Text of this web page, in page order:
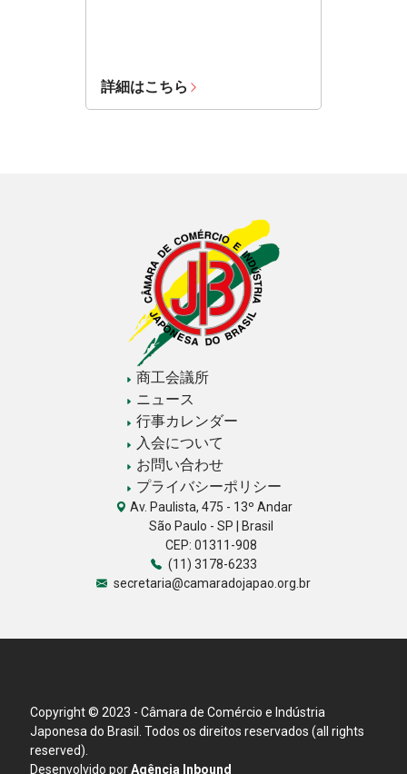
詳細はこちら
商工会議所
ニュース
行事カレンダー
入会について
お問い合わせ
プライバシーポリシー
Av. Paulista, 475 - 13º Andar
São Paulo - SP | Brasil
CEP: 01311-908
(11) 3178-6233
secretaria@camaradojapao.org.br
Copyright © 2023 - Câmara de Comércio e Indústria
Japonesa do Brasil. Todos os direitos reservados (all rights
reserved).
Desenvolvido porAgência Inbound